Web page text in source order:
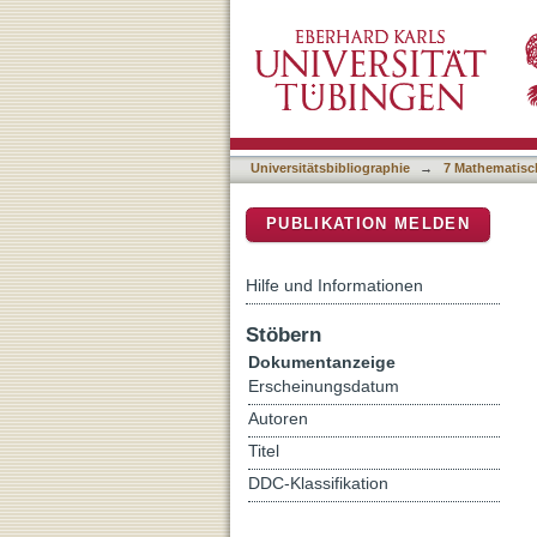
Universitätsbibliographie → 7
PUBLIKATION MELDEN
Hilfe und Informationen
Stöbern
Dokumentanzeige
Erscheinungsdatum
Autoren
Titel
DDC-Klassifikation